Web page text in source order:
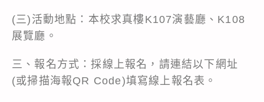
(三)活動地點：本校求真樓K107演藝廳、K108
展覽廳。
三、報名方式：採線上報名，請連結以下網址
(或掃描海報QR Code)填寫線上報名表。